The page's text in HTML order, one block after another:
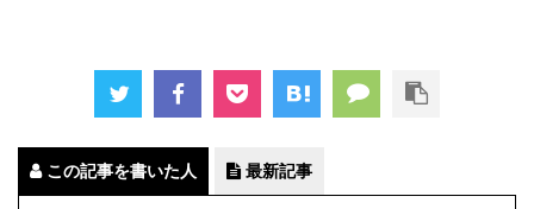
この記事を書いた人 最新記事